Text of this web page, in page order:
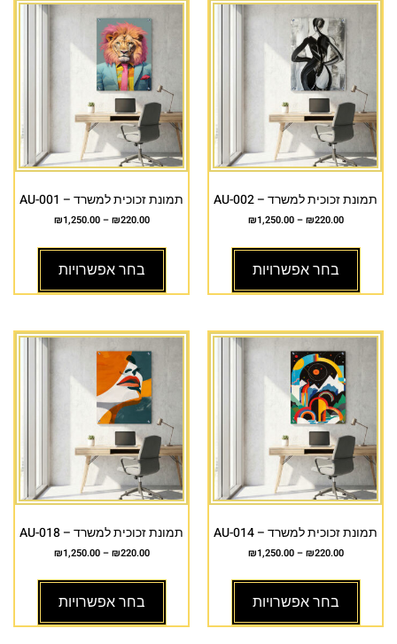
תמונת זכוכית למשרד – AU-002
₪220.00
–
₪1,250.00
בחר אפשרויות
תמונת זכוכית למשרד – AU-001
₪220.00
–
₪1,250.00
בחר אפשרויות
תמונת זכוכית למשרד – AU-014
₪220.00
–
₪1,250.00
בחר אפשרויות
תמונת זכוכית למשרד – AU-018
₪220.00
–
₪1,250.00
בחר אפשרויות